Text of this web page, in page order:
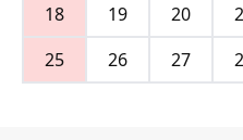
18
19 20
25
26 27